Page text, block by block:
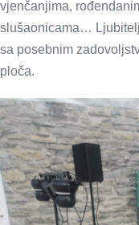
vjenčanjima,
slušaonicama…
sa posebnim
ploča.